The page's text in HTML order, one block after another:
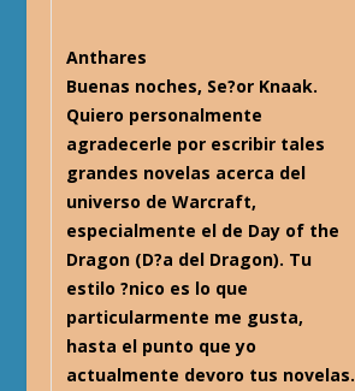
Anthares
Buenas noches, Se?or Knaak.
Quiero personalmente
agradecerle por escribir tales
grandes novelas acerca del
universo de Warcraft,
especialmente el de Day of the
Dragon (D?a del Dragon). Tu
estilo ?nico es lo que
particularmente me gusta,
hasta el punto que yo
actualmente devoro tus novelas.